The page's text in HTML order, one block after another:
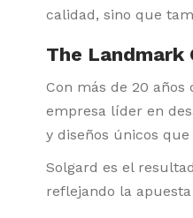
calidad, sino que
The Landmark
Con más de 20
empresa líder en
y diseños únicos
Solgard es el
reflejando la